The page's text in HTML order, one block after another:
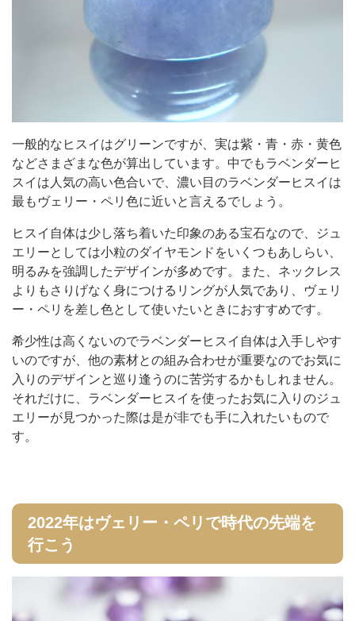
一般的なヒスイはグリーンですが、実は紫・青・赤・黄色
などさまざまな色が算出しています。中でもラベンダーヒ
スイは人気の高い色合いで、濃い目のラベンダーヒスイは
最もヴェリー・ペリ色に近いと言えるでしょう。
ヒスイ自体は少し落ち着いた印象のある宝石なので、ジュ
エリーとしては小粒のダイヤモンドをいくつもあしらい、
明るみを強調したデザインが多めです。また、ネックレス
よりもさりげなく身につけるリングが人気であり、ヴェリ
ー・ペリを差し色として使いたいときにおすすめです。
希少性は高くないのでラベンダーヒスイ自体は入手しやす
いのですが、他の素材との組み合わせが重要なのでお気に
入りのデザインと巡り逢うのに苦労するかもしれません。
それだけに、ラベンダーヒスイを使ったお気に入りのジュ
エリーが見つかった際は是が非でも手に入れたいもので
す。
2022年はヴェリー・ペリで時代の先端を
行こう